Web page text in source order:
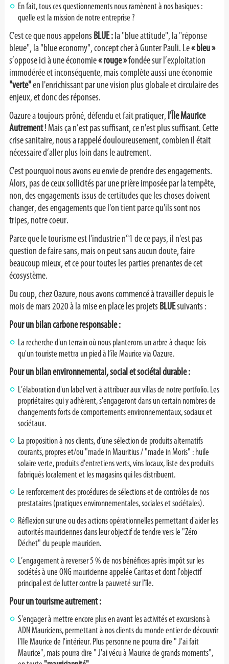
En fait, tous ces questionnements nous ramènent à nos basiques :
quelle est la mission de notre entreprise ?
C'est ce que nous appelonsBLUE :la "blue attitude", la "réponse
bleue", la "blue economy", concept cher à Gunter Pauli. Le« bleu »
s’oppose ici à une économie« rouge »fondée sur l’exploitation
immodérée et inconséquente, mais complète aussi une économie
"verte"en l'enrichissant par une vision plus globale et circulaire des
enjeux, et donc des réponses.
Oazure a toujours prôné, défendu et fait pratiquer, l'Île Maurice
Autrement! Mais ça n’est pas suffisant, ce n'est plus suffisant. Cette
crise sanitaire, nous a rappelé douloureusement, combien il était
nécessaire d’aller plus loin dans le autrement.
C'est pourquoi nous avons eu envie de prendre des engagements.
Alors, pas de ceux sollicités par une prière imposée par la tempête,
non, des engagements issus de certitudes que les choses doivent
changer, des engagements que l'on tient parce qu'ils sont nos
tripes, notre coeur.
Parce que le tourisme est l'industrie n°1 de ce pays, il n'est pas
question de faire sans, mais on peut sans aucun doute, faire
beaucoup mieux, et ce pour toutes les parties prenantes de cet
écosystème.
Du coup, chez Oazure, nous avons commencé à travailler depuis le
mois de mars 2020 à la mise en place les projetsBLUEsuivants :
Pour un bilan carbone responsable :
La recherche d'un terrain où nous planterons un arbre à chaque fois
qu'un touriste mettra un pied à l’île Maurice via Oazure.
Pour un bilan environnemental, social et sociétal durable :
L’élaboration d'un label vert à attribuer aux villas de notre portfolio. Les
propriétaires qui y adhèrent, s'engageront dans un certain nombres de
changements forts de comportements environnementaux, sociaux et
sociétaux.
La proposition à nos clients, d’une sélection de produits alternatifs
courants, propres et/ou "made in Mauritius / "made in Moris" : huile
solaire verte, produits d'entretiens verts, vins locaux, liste des produits
fabriqués localement et les magasins qui les distribuent.
Le renforcement des procédures de sélections et de contrôles de nos
prestataires (pratiques environnementales, sociales et sociétales).
Réflexion sur une ou des actions opérationnelles permettant d'aider les
autorités mauriciennes dans leur objectif de tendre vers le "Zéro
Déchet" du peuple mauricien.
L’engagement à reverser 5 % de nos bénéfices après impôt sur les
sociétés à une ONG mauricienne appelée Caritas et dont l'objectif
principal est de lutter contre la pauvreté sur l’île.
Pour un tourisme autrement :
S'engager à mettre encore plus en avant les activités et excursions à
ADN Mauriciens, permettant à nos clients du monde entier de découvrir
l'Ile Maurice de l'intérieur. Plus personne ne pourra dire " J'ai fait
Maurice", mais pourra dire " J'ai vécu à Maurice de grands moments",